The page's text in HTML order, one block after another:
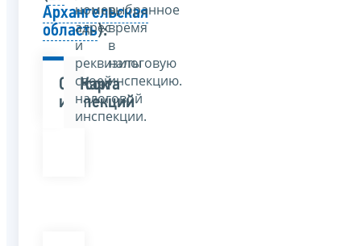
номер,
адрес
и
реквизиты
своей
налоговой
инспекции.
выбранное
время
в
налоговую
инспекцию.
Архангельская
область):
Список
инспекций
Карта